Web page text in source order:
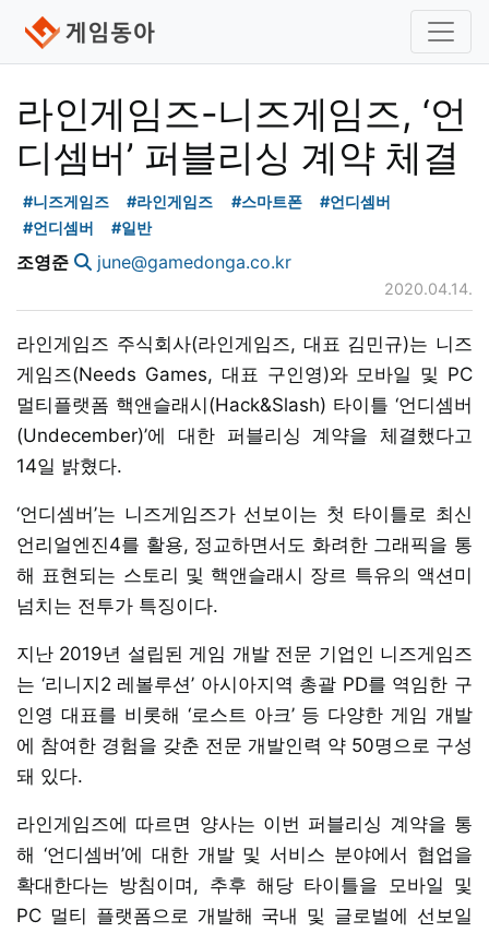
라인게임즈-니즈게임즈, ‘언
디셈버’ 퍼블리싱 계약 체결
#니즈게임즈 #라인게임즈 #스마트폰
#언디셈버
#언디셈버
#일반
조영준 june@gamedonga.co.kr
2020.04.14.
라인게임즈 주식회사(라인게임즈, 대표 김민규)는 니즈
게임즈(Needs Games, 대표 구인영)와 모바일 및 PC
멀티플랫폼 핵앤슬래시(Hack&Slash) 타이틀 ‘언디셈버
(Undecember)’에 대한 퍼블리싱 계약을 체결했다고
14일 밝혔다.
‘언디셈버’는 니즈게임즈가 선보이는 첫 타이틀로 최신
언리얼엔진4를 활용, 정교하면서도 화려한 그래픽을 통
해 표현되는 스토리 및 핵앤슬래시 장르 특유의 액션미
넘치는 전투가 특징이다.
지난 2019년 설립된 게임 개발 전문 기업인 니즈게임즈
는 ‘리니지2 레볼루션’ 아시아지역 총괄 PD를 역임한 구
인영 대표를 비롯해 ‘로스트 아크’ 등 다양한 게임 개발
에 참여한 경험을 갖춘 전문 개발인력 약 50명으로 구성
돼 있다.
라인게임즈에 따르면 양사는 이번 퍼블리싱 계약을 통
해 ‘언디셈버’에 대한 개발 및 서비스 분야에서 협업을
확대한다는 방침이며, 추후 해당 타이틀을 모바일 및
PC 멀티 플랫폼으로 개발해 국내 및 글로벌에 선보일